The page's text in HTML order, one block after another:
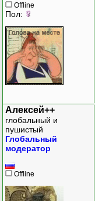
Offline
Пол:
Алексей++
глобальный и
пушистый
Глобальный
модератор
Offline